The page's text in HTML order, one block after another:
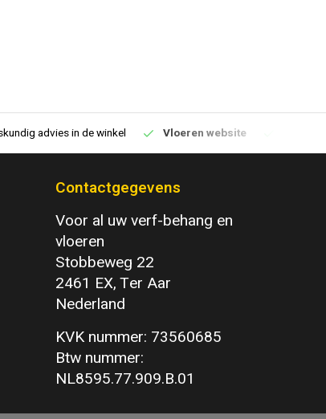
advies in de winkel Vloeren website
Contactgegevens
Voor al uw verf-behang en
vloeren
Stobbeweg 22
2461 EX, Ter Aar
Nederland
KVK nummer: 73560685
Btw nummer:
NL8595.77.909.B.01